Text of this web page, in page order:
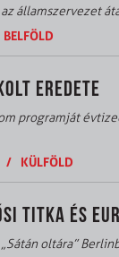
államszervezet
BELFÖLD
EREDETE
programját
/ KÜLFÖLD
TITKA ÉS
oltára”